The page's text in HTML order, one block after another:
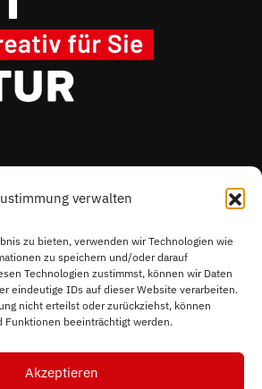
verwalten
zu bieten, verwenden wir Technologien wie
zu speichern und/oder darauf
Technologien zustimmst, können wir Daten
eindeutige IDs auf dieser Website verarbeiten.
nicht erteilst oder zurückziehst, können
Funktionen beeinträchtigt werden.
Akzeptieren